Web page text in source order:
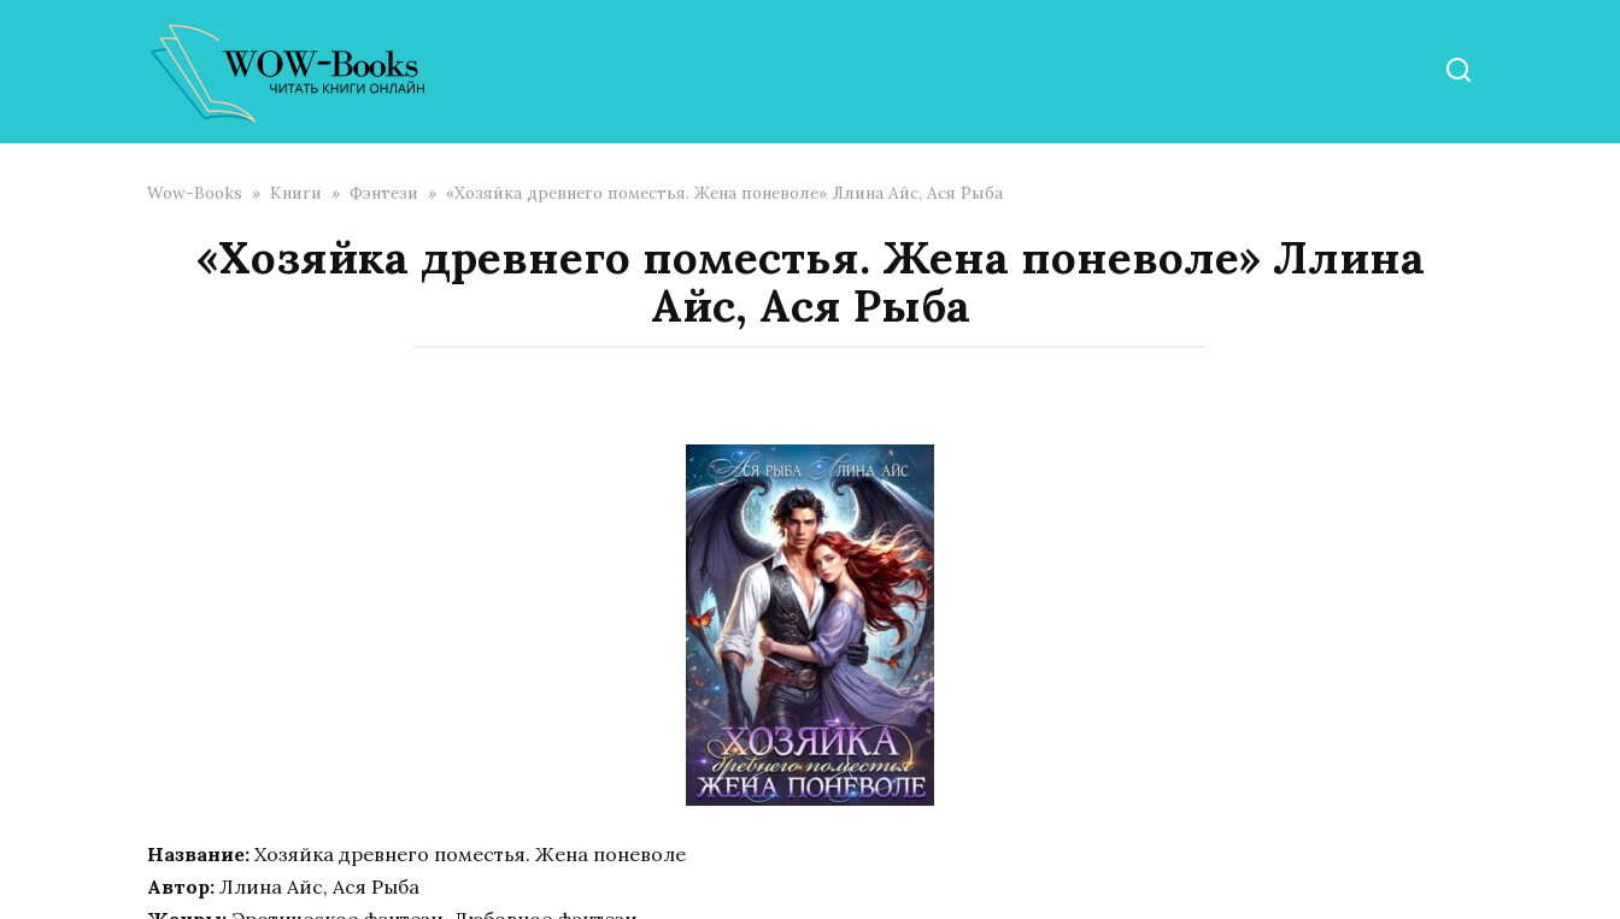
Wow-Books » Книги » Фэнтези » «Хозяйка древнего поместья. Жена поневоле» Ллина Айс, Ася Рыба
«Хозяйка древнего поместья. Жена поневоле» Ллина
Айс, Ася Рыба
Название: Хозяйка древнего поместья. Жена поневоле
Автор: Ллина Айс, Ася Рыба